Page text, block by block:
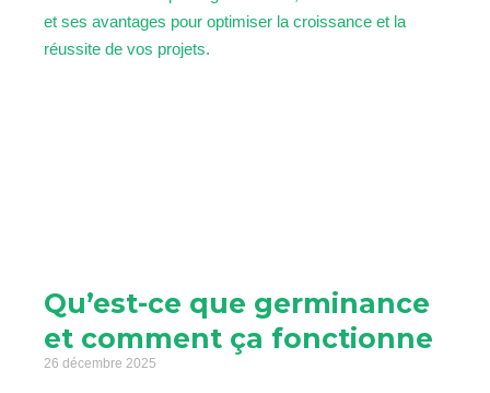
Qu’est-ce que germinance
et comment ça fonctionne
26 décembre 2025